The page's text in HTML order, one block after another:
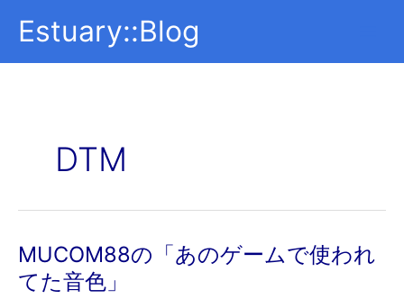
Estuary::Blog
DTM
MUCOM88の「あのゲームで使われ
てた音色」